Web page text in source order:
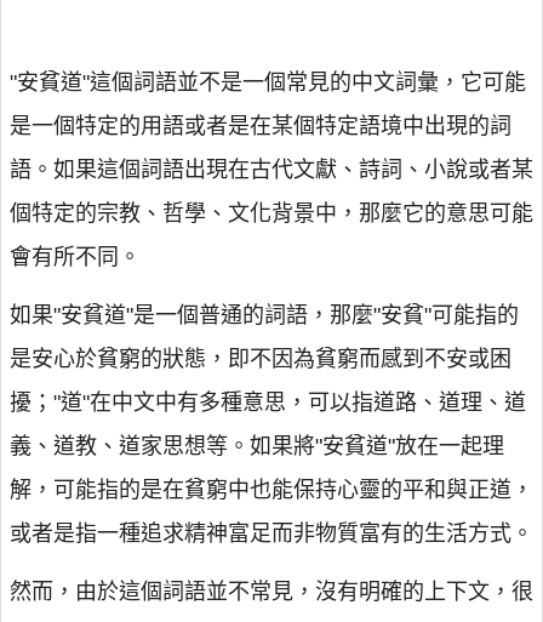
"安貧道"這個詞語並不是一個常見的中文詞彙，它可能
是一個特定的用語或者是在某個特定語境中出現的詞
語。如果這個詞語出現在古代文獻、詩詞、小說或者某
個特定的宗教、哲學、文化背景中，那麼它的意思可能
會有所不同。
如果"安貧道"是一個普通的詞語，那麼"安貧"可能指的
是安心於貧窮的狀態，即不因為貧窮而感到不安或困
擾；"道"在中文中有多種意思，可以指道路、道理、道
義、道教、道家思想等。如果將"安貧道"放在一起理
解，可能指的是在貧窮中也能保持心靈的平和與正道，
或者是指一種追求精神富足而非物質富有的生活方式。
然而，由於這個詞語並不常見，沒有明確的上下文，很